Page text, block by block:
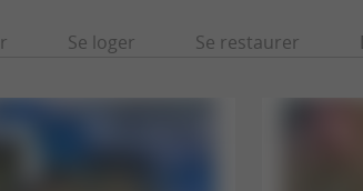
Se loger Se restaurer